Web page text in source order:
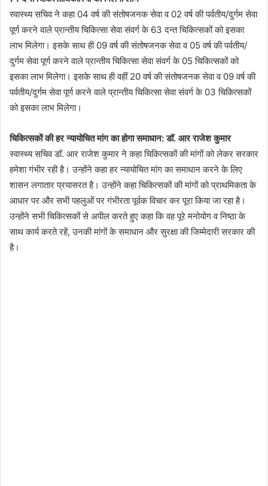
स्वास्थ्य सचिव ने कहा 04 वर्ष की संतोषजनक सेवा व 02 वर्ष की पर्वतीय/दुर्गम सेवा
पूर्ण करने वाले प्रान्तीय चिकित्सा सेवा संवर्ग के 63 दन्त चिकित्सकों को इसका
लाभ मिलेगा। इसके साथ ही 09 वर्ष की संतोषजनक सेवा व 05 वर्ष की पर्वतीय/
दुर्गम सेवा पूर्ण करने वाले प्रान्तीय चिकित्सा सेवा संवर्ग के 05 चिकित्सकों को
इसका लाभ मिलेगा। इसके साथ ही वहीं 20 वर्ष की संतोषजनक सेवा व 09 वर्ष की
पर्वतीय/दुर्गम सेवा पूर्ण करने वाले प्रान्तीय चिकित्सा सेवा संवर्ग के 03 चिकित्सकों
को इसका लाभ मिलेगा।
चिकित्सकों की हर न्यायोचित मांग का होगा समाधान: डॉ. आर राजेश कुमार
स्वास्थ्य सचिव डॉ. आर राजेश कुमार ने कहा चिकित्सकों की मांगों को लेकर सरकार
हमेशा गंभीर रही है। उन्होंने कहा हर न्यायोचित मांग का समाधान करने के लिए
शासन लगातार प्रयासरत है। उन्होंने कहा चिकित्सकों की मांगों को प्राथमिकता के
आधार पर और सभी पहलुओं पर गंभीरता पूर्वक विचार कर पूरा किया जा रहा है।
उन्होंने सभी चिकित्सकों से अपील करते हुए कहा कि वह पूरे मनोयोग व निष्ठा के
साथ कार्य करते रहें, उनकी मांगों के समाधान और सुरक्षा की जिम्मेदारी सरकार की
है।